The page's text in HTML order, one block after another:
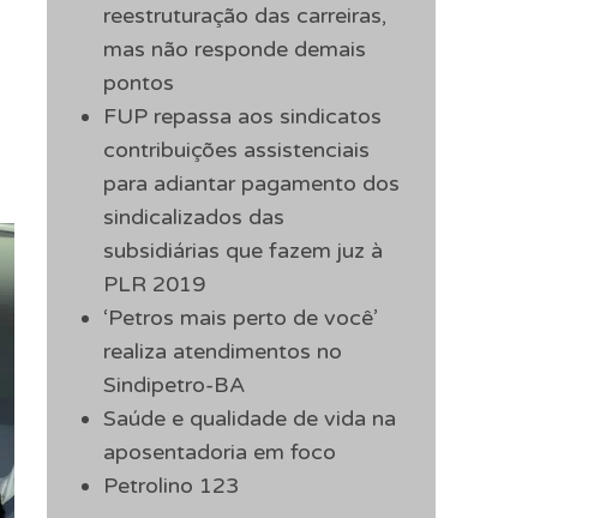
reestruturação das carreiras,
mas não responde demais
pontos
FUP repassa aos sindicatos
contribuições assistenciais
para adiantar pagamento dos
sindicalizados das
subsidiárias que fazem juz à
PLR 2019
‘Petros mais perto de você’
realiza atendimentos no
Sindipetro-BA
Saúde e qualidade de vida na
aposentadoria em foco
Petrolino 123